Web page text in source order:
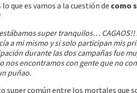
lo que es vamos a la cuestión de como
super tranquilos…
a mi mismo y si solo participan mis
durante las dos campañas fue
nos encontramos con gente que no
puñao.
super común entre los mortales que